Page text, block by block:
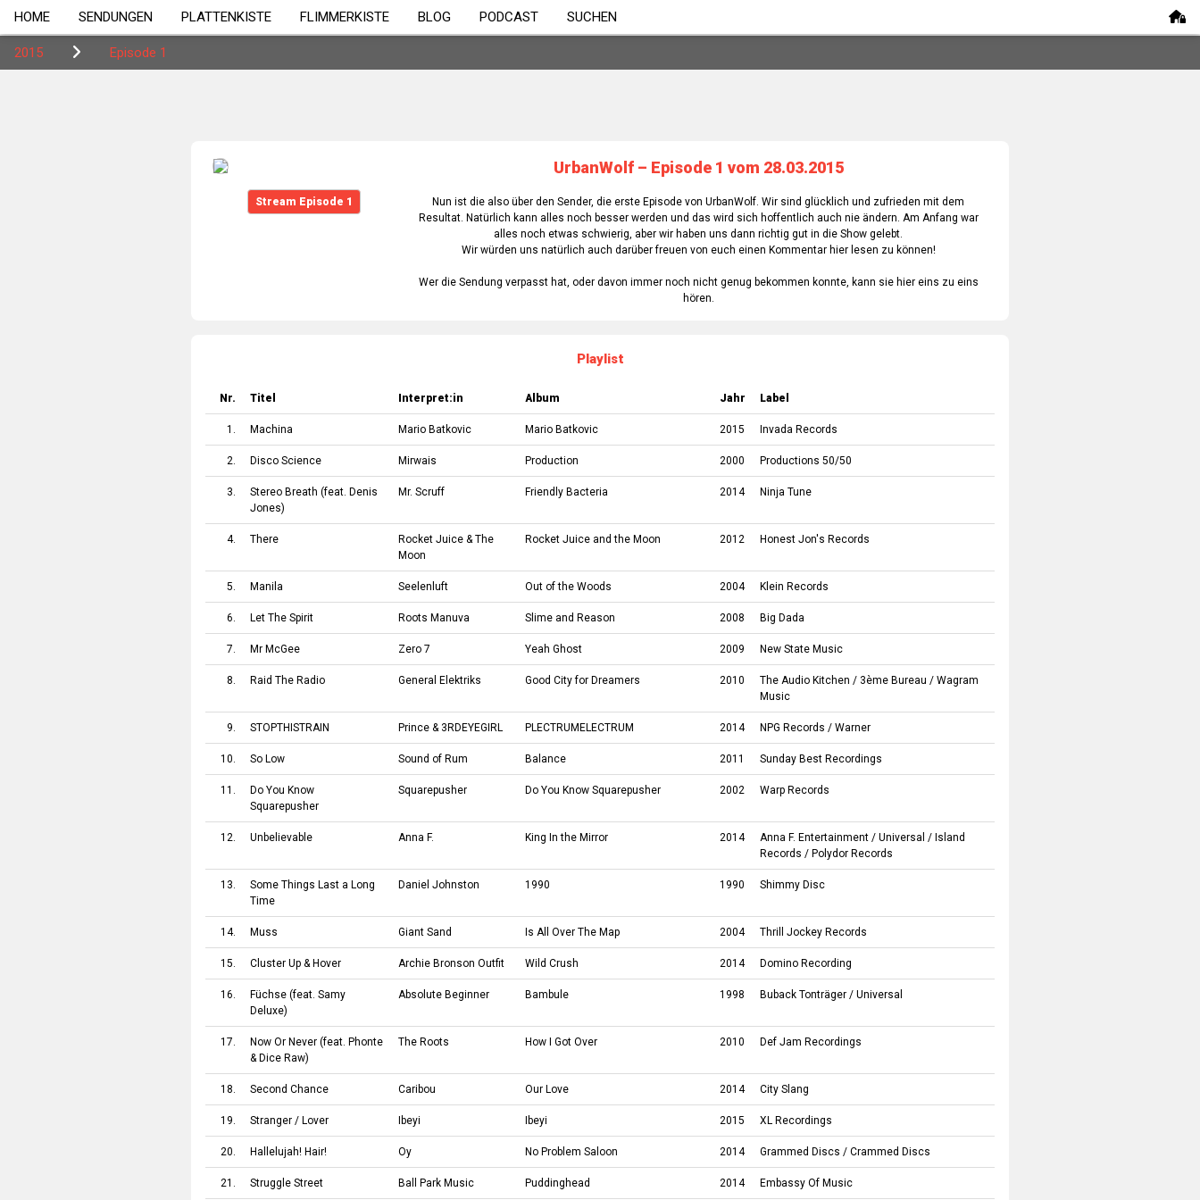
HOME SENDUNGEN PLATTENKISTE FLIMMERKISTE BLOG PODCAST SUCHEN
2015 Episode 1
Stream Episode 1
UrbanWolf – Episode 1 vom 28.03.2015
Nun ist die also über den Sender, die erste Episode von UrbanWolf. Wir sind glücklich und zufrieden mit dem
Resultat. Natürlich kann alles noch besser werden und das wird sich hoffentlich auch nie ändern. Am Anfang war
alles noch etwas schwierig, aber wir haben uns dann richtig gut in die Show gelebt.
Wir würden uns natürlich auch darüber freuen von euch einen Kommentar hier lesen zu können!
Wer die Sendung verpasst hat, oder davon immer noch nicht genug bekommen konnte, kann sie hier eins zu eins
hören.
Playlist
Nr. Titel Interpret:in Album Jahr Label
1. Machina Mario Batkovic Mario Batkovic 2015 Invada Records
2. Disco Science Mirwais Production 2000 Productions 50/50
3. Stereo Breath (feat. Denis
Jones)
Mr. Scruff Friendly Bacteria 2014 Ninja Tune
4. There
Rocket Juice & The
Moon
Rocket Juice and the Moon 2012 Honest Jon's Records
5. Manila Seelenluft Out of the Woods 2004 Klein Records
6. Let The Spirit Roots Manuva Slime and Reason 2008 Big Dada
7. Mr McGee Zero 7 Yeah Ghost 2009 New State Music
8. Raid The Radio General Elektriks Good City for Dreamers 2010 The Audio Kitchen / 3ème Bureau / Wagram
Music
9. STOPTHISTRAIN Prince & 3RDEYEGIRL PLECTRUMELECTRUM 2014 NPG Records / Warner
10. So Low Sound of Rum Balance 2011 Sunday Best Recordings
11.
Do You Know
Squarepusher
Squarepusher Do You Know Squarepusher 2002 Warp Records
12. Unbelievable Anna F. King In the Mirror 2014 Anna F. Entertainment / Universal / Island
Records / Polydor Records
13.
Some Things Last a Long
Time
Daniel Johnston 1990 1990 Shimmy Disc
14. Muss Giant Sand Is All Over The Map 2004 Thrill Jockey Records
15. Cluster Up & Hover Archie Bronson Outfit Wild Crush 2014 Domino Recording
16. Füchse (feat. Samy
Deluxe)
Absolute Beginner Bambule 1998 Buback Tonträger / Universal
17. Now Or Never (feat. Phonte
& Dice Raw)
The Roots How I Got Over 2010 Def Jam Recordings
18. Second Chance Caribou Our Love 2014 City Slang
19. Stranger / Lover Ibeyi Ibeyi 2015 XL Recordings
20. Hallelujah! Hair! Oy No Problem Saloon 2014 Grammed Discs / Crammed Discs
21. Struggle Street Ball Park Music Puddinghead 2014 Embassy Of Music